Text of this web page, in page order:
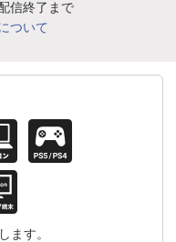
信終了まで
ついて
ます。